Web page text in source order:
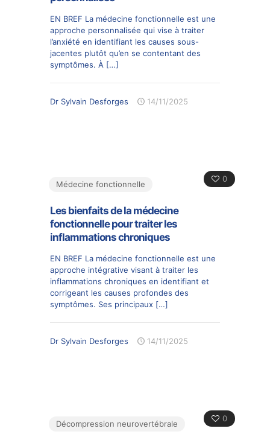
EN BREF La médecine fonctionnelle est une
approche personnalisée qui vise à traiter
l’anxiété en identifiant les causes sous-
jacentes plutôt qu’en se contentant des
symptômes. À […]
Dr Sylvain Desforges 14/11/2025
0
Médecine fonctionnelle
Les bienfaits de la médecine
fonctionnelle pour traiter les
inflammations chroniques
EN BREF La médecine fonctionnelle est une
approche intégrative visant à traiter les
inflammations chroniques en identifiant et
corrigeant les causes profondes des
symptômes. Ses principaux […]
Dr Sylvain Desforges 14/11/2025
0
Décompression neurovertébrale